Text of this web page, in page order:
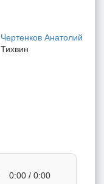
Чертенков Анатолий
Тихвин
0:00 / 0:00